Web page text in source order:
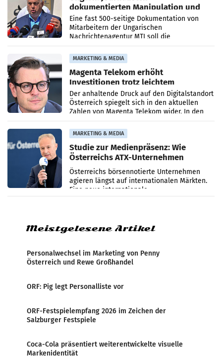
dokumentierten Manipulation und
Zensur
Eine fast 500-seitige Dokumentation von
Mitarbeitern der Ungarischen
Nachrichtenagentur MTI soll die
systematische Nachrichten-Manipulation und
Zensur bei der Agentur während der Zeit
MARKETING & MEDIA
Magenta Telekom erhöht
Investitionen trotz leichtem
Umsatzrückgang
Der anhaltende Druck auf den Digitalstandort
Österreich spiegelt sich in den aktuellen
Zahlen von Magenta Telekom wider. In den
ersten sechs Monaten des laufenden Jahres
verzeichnete
MARKETING & MEDIA
Studie zur Medienpräsenz: Wie
Österreichs ATX-Unternehmen
international wahrgenommen
werden
Österreichs börsennotierte Unternehmen
agieren längst auf internationalen Märkten.
Eine neue internationale
Medienresonanzanalyse untersucht die
Meistgelesene Artikel
Personalwechsel im Marketing von Penny
Österreich und Rewe Großhandel
ORF: Pig legt Personalliste vor
ORF-Festspielempfang 2026 im Zeichen der
Salzburger Festspiele
Coca-Cola präsentiert weiterentwickelte visuelle
Markenidentität